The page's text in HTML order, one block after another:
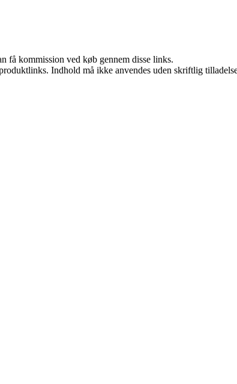
få kommission ved køb gennem disse links.
Indhold må ikke anvendes uden skriftlig